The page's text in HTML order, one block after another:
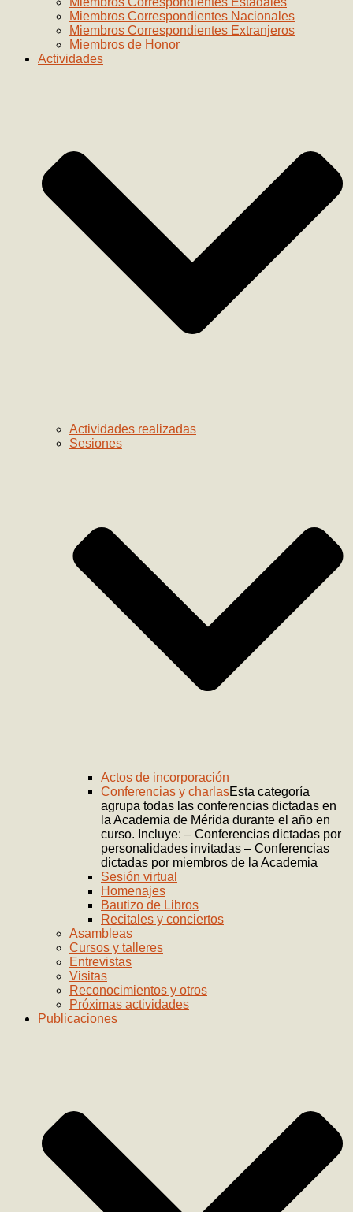
Miembros Correspondientes Nacionales
Miembros Correspondientes Extranjeros
Miembros de Honor
Actividades
Actividades realizadas
Sesiones
Actos de incorporación
Conferencias y charlasEsta categoría
agrupa todas las conferencias dictadas en
la Academia de Mérida durante el año en
curso. Incluye: – Conferencias dictadas por
personalidades invitadas – Conferencias
dictadas por miembros de la Academia
Sesión virtual
Homenajes
Bautizo de Libros
Recitales y conciertos
Asambleas
Cursos y talleres
Entrevistas
Visitas
Reconocimientos y otros
Próximas actividades
Publicaciones